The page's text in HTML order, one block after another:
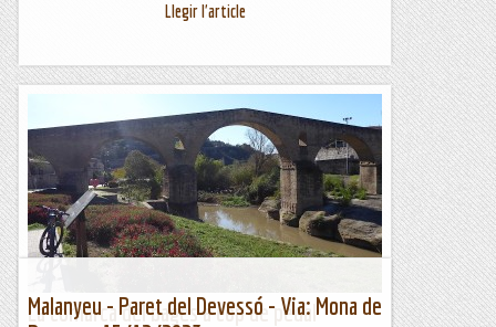
Llegir l'article
La comarca del bages a cop de pedal
Malanyeu - Paret del Devessó - Via: Mona de